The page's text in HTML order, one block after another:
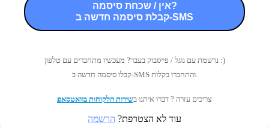
אין / שכחת סיסמה?
קבלת סיסמה חדשה ב-SMS
נרשמת עם גוגל / פייסבוק בעבר? מעכשיו מתחברים עם טלפון :)
קבלו סיסמה חדשה ב-SMS והתחברו בקלות.
צריכים עזרה ? דברו איתנו בשירות הלקוחות בוואטסאפ
עוד לא הצטרפת? הרשמה